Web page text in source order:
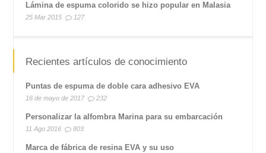
Lámina de espuma colorido se hizo popular en Malasia
25 Mar 2015 127
Recientes artículos de conocimiento
Puntas de espuma de doble cara adhesivo EVA
16 de mayo de 2017 232
Personalizar la alfombra Marina para su embarcación
11 Ago 2016 803
Marca de fábrica de resina EVA y su uso